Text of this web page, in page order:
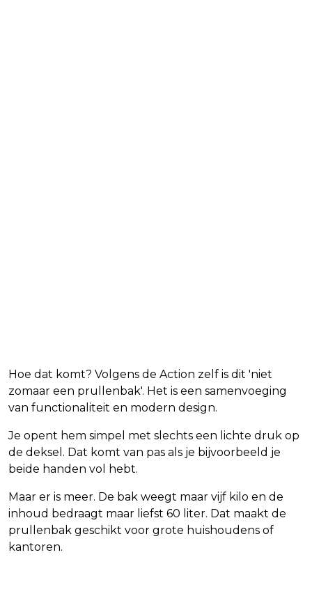
Hoe dat komt? Volgens de Action zelf is dit 'niet
zomaar een prullenbak'. Het is een samenvoeging
van functionaliteit en modern design.
Je opent hem simpel met slechts een lichte druk op
de deksel. Dat komt van pas als je bijvoorbeeld je
beide handen vol hebt.
Maar er is meer. De bak weegt maar vijf kilo en de
inhoud bedraagt maar liefst 60 liter. Dat maakt de
prullenbak geschikt voor grote huishoudens of
kantoren.